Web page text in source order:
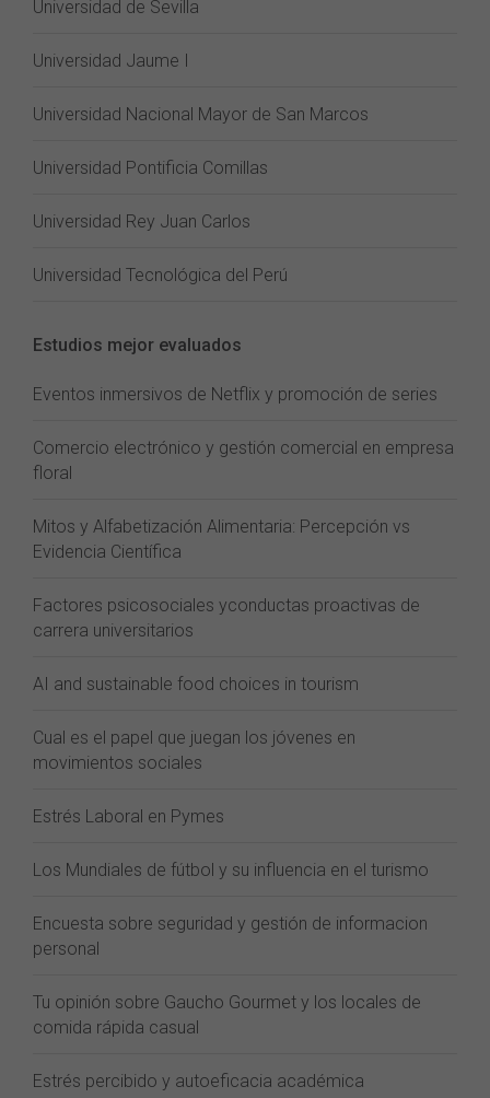
Universidad de Sevilla
Universidad Jaume I
Universidad Nacional Mayor de San Marcos
Universidad Pontificia Comillas
Universidad Rey Juan Carlos
Universidad Tecnológica del Perú
Estudios mejor evaluados
Eventos inmersivos de Netflix y promoción de series
Comercio electrónico y gestión comercial en empresa
floral
Mitos y Alfabetización Alimentaria: Percepción vs
Evidencia Científica
Factores psicosociales yconductas proactivas de
carrera universitarios
AI and sustainable food choices in tourism
Cual es el papel que juegan los jóvenes en
movimientos sociales
Estrés Laboral en Pymes
Los Mundiales de fútbol y su influencia en el turismo
Encuesta sobre seguridad y gestión de informacion
personal
Tu opinión sobre Gaucho Gourmet y los locales de
comida rápida casual
Estrés percibido y autoeficacia académica